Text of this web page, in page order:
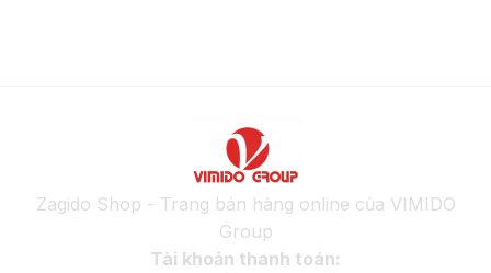
Zagido Shop - Trang bán hàng online của VIMIDO
Group
Tài khoản thanh toán: